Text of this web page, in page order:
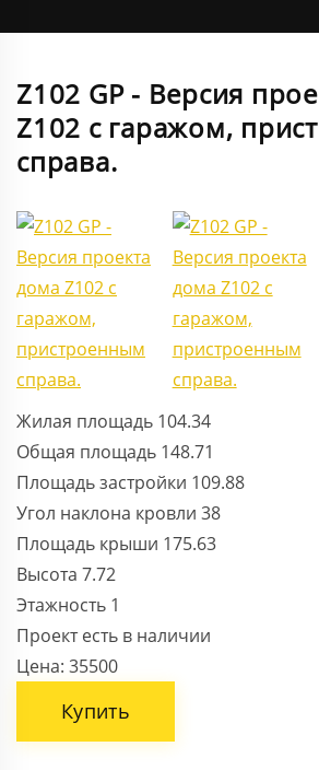
Z102 GP - Версия
Z102 с гаражом,
справа.
Жилая площадь 104.34
Общая площадь 148.71
Площадь застройки 109.88
Угол наклона кровли 38
Площадь крыши 175.63
Высота 7.72
Этажность 1
Проект есть в наличии
Цена: 35500
Купить